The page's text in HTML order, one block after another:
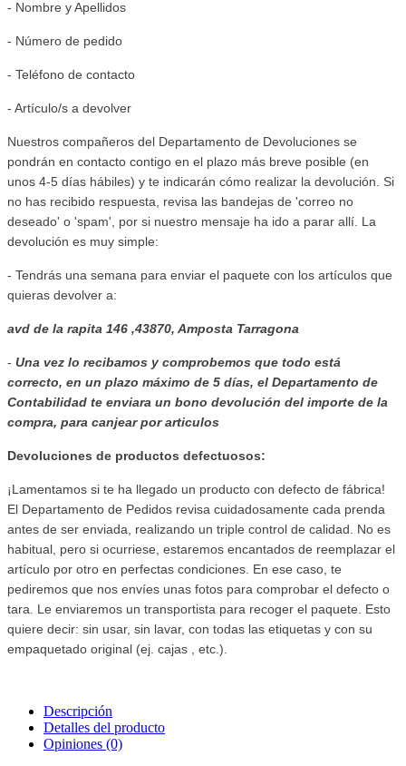
- Nombre y Apellidos
- Número de pedido
- Teléfono de contacto
- Artículo/s a devolver
Nuestros compañeros del Departamento de Devoluciones se
pondrán en contacto contigo en el plazo más breve posible (en
unos 4-5 días hábiles) y te indicarán cómo realizar la devolución. Si
no has recibido respuesta, revisa las bandejas de 'correo no
deseado' o 'spam', por si nuestro mensaje ha ido a parar allí. La
devolución es muy simple:
- Tendrás una semana para enviar el paquete con los artículos que
quieras devolver a:
avd de la rapita 146 ,43870, Amposta Tarragona
- Una vez lo recibamos y comprobemos que todo está
correcto, en un plazo máximo de 5 días, el Departamento de
Contabilidad te enviara un bono devolución del importe de la
compra, para canjear por articulos
Devoluciones de productos defectuosos:
¡Lamentamos si te ha llegado un producto con defecto de fábrica!
El Departamento de Pedidos revisa cuidadosamente cada prenda
antes de ser enviada, realizando un triple control de calidad. No es
habitual, pero si ocurriese, estaremos encantados de reemplazar el
artículo por otro en perfectas condiciones. En ese caso, te
pediremos que nos envíes unas fotos para comprobar el defecto o
tara. Le enviaremos un transportista para recoger el paquete. Esto
quiere decir: sin usar, sin lavar, con todas las etiquetas y con su
empaquetado original (ej. cajas , etc.).
Descripción
Detalles del producto
Opiniones (0)